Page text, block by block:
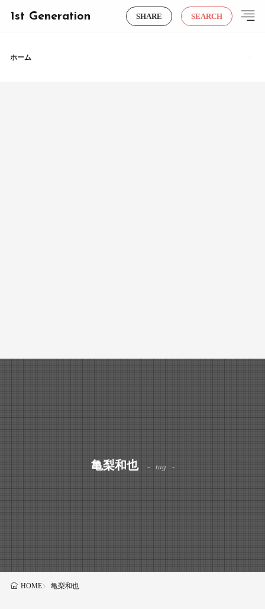
1st Generation SHARE SEARCH
ホーム
亀梨和也 tag
HOME 亀梨和也